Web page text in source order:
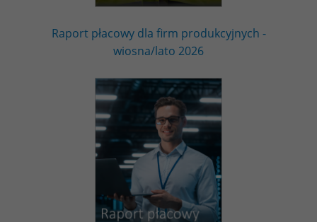
Raport płacowy dla firm produkcyjnych -
wiosna/lato 2026